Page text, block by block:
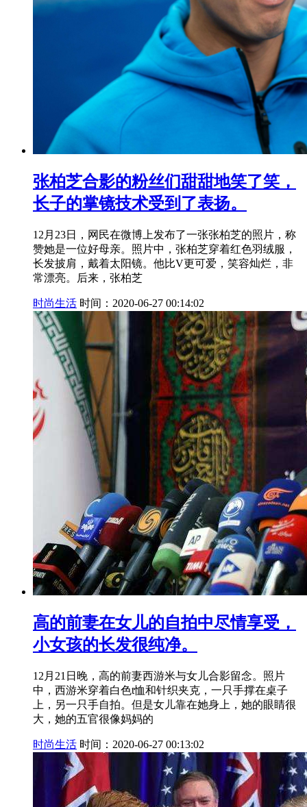
张柏芝合影的粉丝们甜甜地笑了笑，
长子的掌镜技术受到了表扬。
12月23日，网民在微博上发布了一张张柏芝的照片，称
赞她是一位好母亲。照片中，张柏芝穿着红色羽绒服，
长发披肩，戴着太阳镜。他比V更可爱，笑容灿烂，非
常漂亮。后来，张柏芝
时尚生活 时间：2020-06-27 00:14:02
高的前妻在女儿的自拍中尽情享受，
小女孩的长发很纯净。
12月21日晚，高的前妻西游米与女儿合影留念。照片
中，西游米穿着白色t恤和针织夹克，一只手撑在桌子
上，另一只手自拍。但是女儿靠在她身上，她的眼睛很
大，她的五官很像妈妈的
时尚生活 时间：2020-06-27 00:13:02